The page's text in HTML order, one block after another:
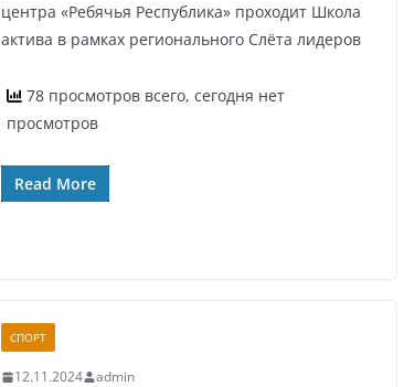
центра «Ребячья Республика» проходит Школа
актива в рамках регионального Слёта лидеров
78 просмотров всего, сегодня нет
просмотров
Read More
СПОРТ
12.11.2024 admin